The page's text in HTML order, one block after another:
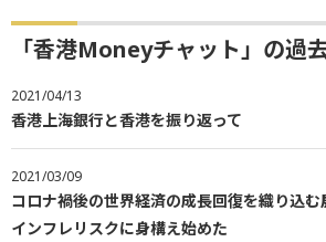
「香港Moneyチャット」の過
2021/04/13
香港上海銀行と香港を振り返って
2021/03/09
コロナ禍後の世界経済の成長回復を織り込
インフレリスクに身構え始めた